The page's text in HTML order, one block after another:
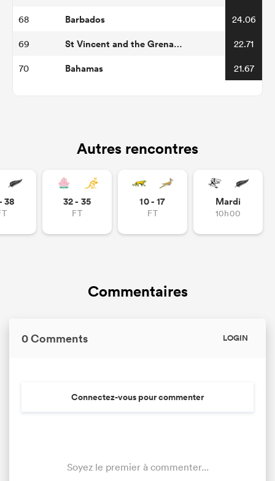
68 Barbados 24.06
69 St Vincent and the Grenadines 22.71
70 Bahamas 21.67
Autres rencontres
38 32 - 35
FT
10 - 17
FT
Mardi
10h00
Commentaires
0 Comments LOGIN
Connectez-vous pour commenter
Soyez le premier à commenter...